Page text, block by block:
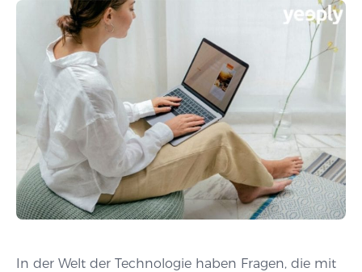
In der Welt der Technologie haben Fragen, die mit